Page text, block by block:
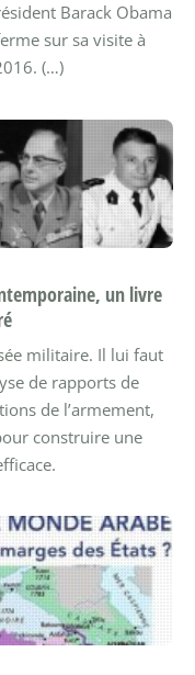
Barack Obama
sur sa visite à
(…)
un livre
militaire. Il lui faut
de rapports de
de l’armement,
construire une